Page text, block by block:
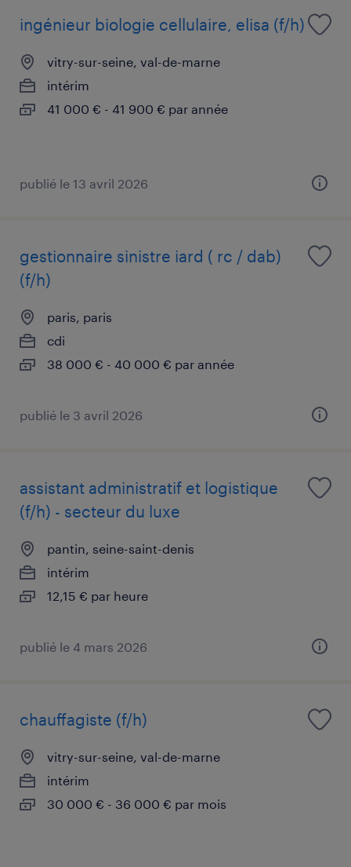
ingénieur biologie cellulaire, elisa (f/h)
vitry-sur-seine, val-de-marne
intérim
41 000 € - 41 900 € par année
publié le 13 avril 2026
gestionnaire sinistre iard ( rc / dab)
(f/h)
paris, paris
cdi
38 000 € - 40 000 € par année
publié le 3 avril 2026
assistant administratif et logistique
(f/h) - secteur du luxe
pantin, seine-saint-denis
intérim
12,15 € par heure
publié le 4 mars 2026
chauffagiste (f/h)
vitry-sur-seine, val-de-marne
intérim
30 000 € - 36 000 € par mois